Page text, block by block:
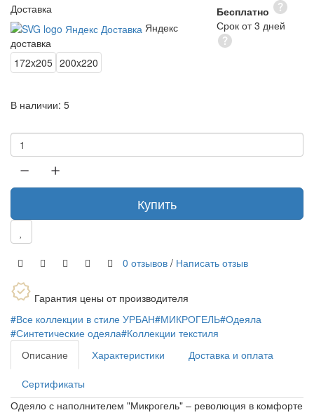
Доставка
Бесплатно
Яндекс
доставка
Срок от 3 дней
172x205 200x220
В наличии: 5
Купить
0 отзывов / Написать отзыв
Гарантия цены от производителя
#Все коллекции в стиле УРБАН#МИКРОГЕЛЬ#Одеяла
#Синтетические одеяла#Коллекции текстиля
Описание
Характеристики Доставка и оплата
Сертификаты
Одеяло с наполнителем "Микрогель" – революция в комфорте